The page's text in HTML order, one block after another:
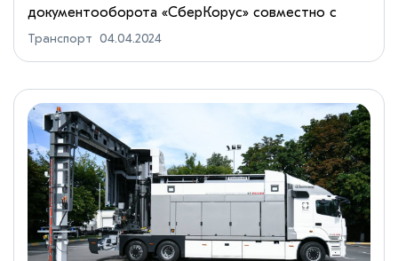
документооборота «СберКорус» совместно с
Мосгортрансом, крупнейшим в столице и в России
Транспорт 04.04.2024